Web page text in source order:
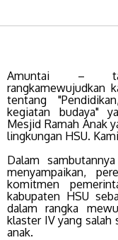
Amuntai –
rangkamewujudkan
tentang
kegiatan budaya"
Mesjid Ramah Anak
lingkungan HSU.
Dalam
menyampaikan,
komitmen
kabupaten HSU
dalam rangka
klaster IV yang salah
anak.